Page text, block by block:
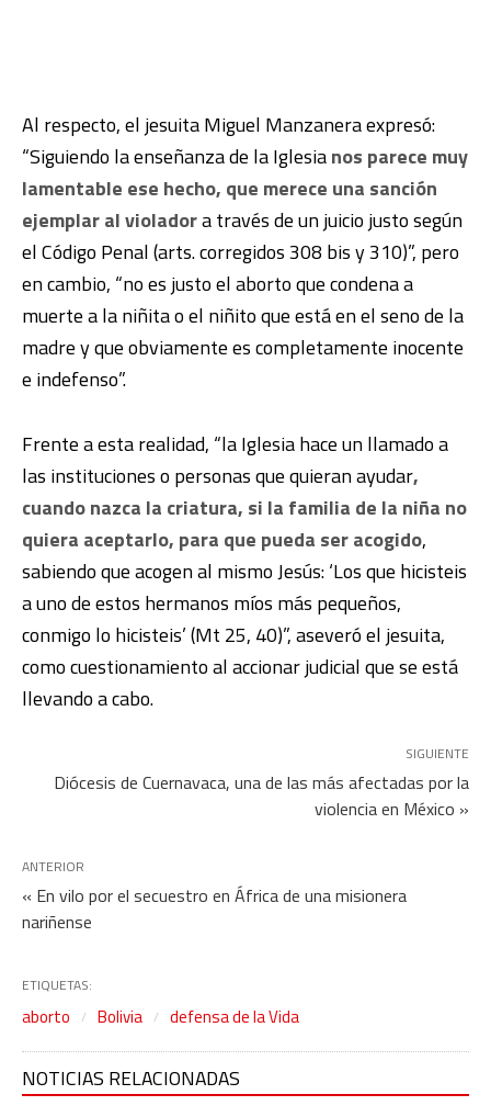
Al respecto, el jesuita Miguel Manzanera expresó:
“Siguiendo la enseñanza de la Iglesianos parece muy
lamentable ese hecho, que merece una sanción
ejemplar al violadora través de un juicio justo según
el Código Penal (arts. corregidos 308 bis y 310)”, pero
en cambio, “no es justo el aborto que condena a
muerte a la niñita o el niñito que está en el seno de la
madre y que obviamente es completamente inocente
e indefenso”.
Frente a esta realidad, “la Iglesia hace un llamado a
las instituciones o personas que quieran ayudar,
cuando nazca la criatura, si la familia de la niña no
quiera aceptarlo, para que pueda ser acogido,
sabiendo que acogen al mismo Jesús: ‘Los que hicisteis
a uno de estos hermanos míos más pequeños,
conmigo lo hicisteis’ (Mt 25, 40)”, aseveró el jesuita,
como cuestionamiento al accionar judicial que se está
llevando a cabo.
SIGUIENTE
Diócesis de Cuernavaca, una de las más afectadas por la
violencia en México »
ANTERIOR
« En vilo por el secuestro en África de una misionera
nariñense
ETIQUETAS:
aborto Bolivia defensa de la Vida
NOTICIAS RELACIONADAS